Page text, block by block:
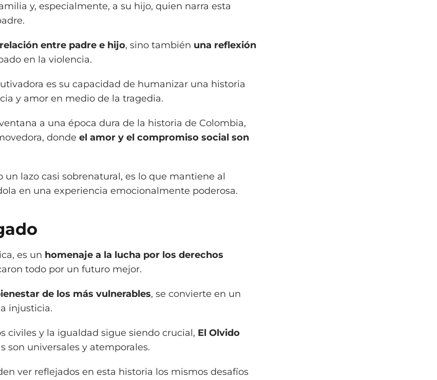
y, especialmente, a su hijo, quien narra esta
relación entre padre e hijo, sino también una reflexión
en la violencia.
es su capacidad de humanizar una historia
y amor en medio de la tragedia.
a una época dura de la historia de Colombia,
donde el amor y el compromiso social son
lazo casi sobrenatural, es lo que mantiene al
en una experiencia emocionalmente poderosa.
es un homenaje a la lucha por los derechos
todo por un futuro mejor.
de los más vulnerables, se convierte en un
injusticia.
civiles y la igualdad sigue siendo crucial, El Olvido
son universales y atemporales.
ver reflejados en esta historia los mismos desafíos